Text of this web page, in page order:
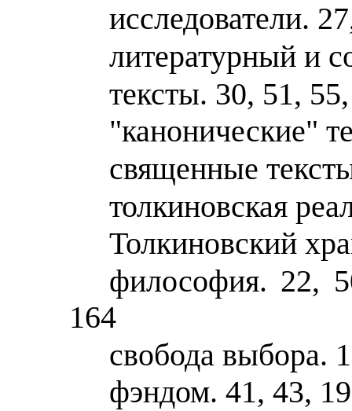
исследователи.
литературный и
тексты. 30, 51,
"канонические"
священные
толкиновская
Толкиновский
философия. 22,
164
свобода выбора.
фэндом. 41, 43,